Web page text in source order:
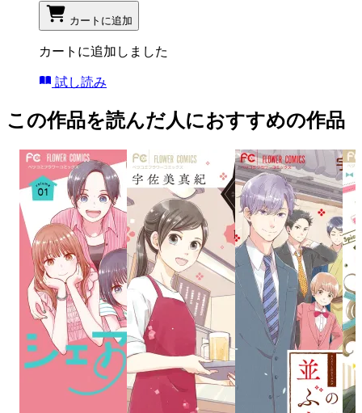
カートに追加
カートに追加しました
試し読み
この作品を読んだ人におすすめの作品